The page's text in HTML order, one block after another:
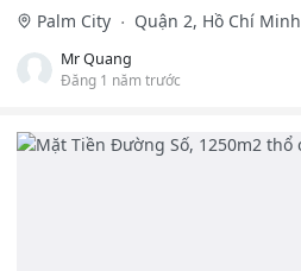
Palm City
Quận 2, Hồ Chí Minh
Mr Quang
Đăng 1 năm trước